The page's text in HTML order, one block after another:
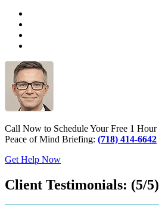
Call Now to Schedule Your Free 1 Hour
Peace of Mind Briefing: (718) 414-6642
Get Help Now
Client Testimonials: (5/5)